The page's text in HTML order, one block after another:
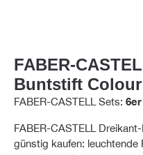
FABER-
Buntstift Colour
FABER-CASTELL Sets:
FABER-CASTELL
günstig kaufen: leuchtende